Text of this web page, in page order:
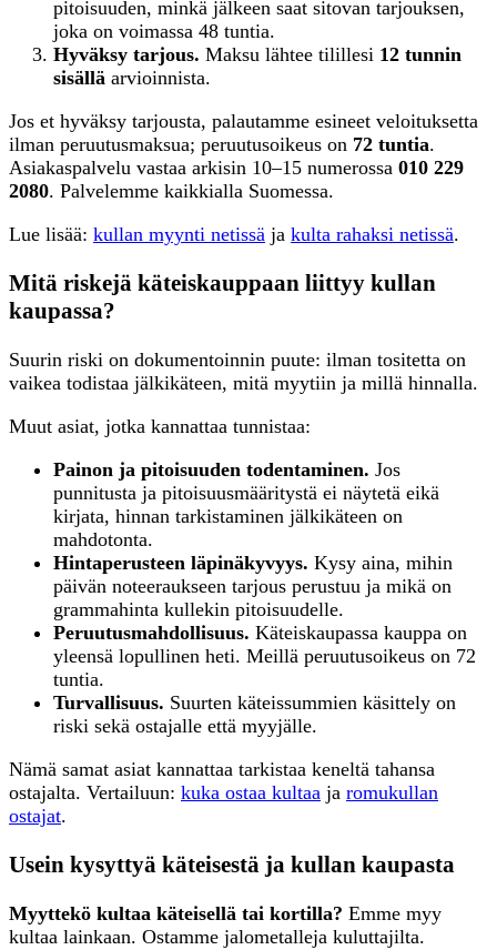
pitoisuuden, minkä jälkeen saat sitovan tarjouksen,
joka on voimassa 48 tuntia.
Hyväksy tarjous. Maksu lähtee tilillesi 12 tunnin
sisällä arvioinnista.
Jos et hyväksy tarjousta, palautamme esineet veloituksetta
ilman peruutusmaksua; peruutusoikeus on 72 tuntia.
Asiakaspalvelu vastaa arkisin 10–15 numerossa 010 229
2080. Palvelemme kaikkialla Suomessa.
Lue lisää: kullan myynti netissä ja kulta rahaksi netissä.
Mitä riskejä käteiskauppaan liittyy kullan
kaupassa?
Suurin riski on dokumentoinnin puute: ilman tositetta on
vaikea todistaa jälkikäteen, mitä myytiin ja millä hinnalla.
Muut asiat, jotka kannattaa tunnistaa:
Painon ja pitoisuuden todentaminen. Jos
punnitusta ja pitoisuusmääritystä ei näytetä eikä
kirjata, hinnan tarkistaminen jälkikäteen on
mahdotonta.
Hintaperusteen läpinäkyvyys. Kysy aina, mihin
päivän noteeraukseen tarjous perustuu ja mikä on
grammahinta kullekin pitoisuudelle.
Peruutusmahdollisuus. Käteiskaupassa kauppa on
yleensä lopullinen heti. Meillä peruutusoikeus on 72
tuntia.
Turvallisuus. Suurten käteissummien käsittely on
riski sekä ostajalle että myyjälle.
Nämä samat asiat kannattaa tarkistaa keneltä tahansa
ostajalta. Vertailuun: kuka ostaa kultaa ja romukullan
ostajat.
Usein kysyttyä käteisestä ja kullan kaupasta
Myyttekö kultaa käteisellä tai kortilla? Emme myy
kultaa lainkaan. Ostamme jalometalleja kuluttajilta.